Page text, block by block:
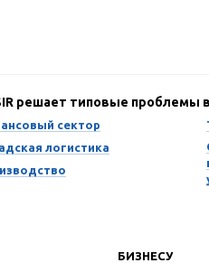
решает типовые проблемы
сектор
логистика
БИЗНЕСУ